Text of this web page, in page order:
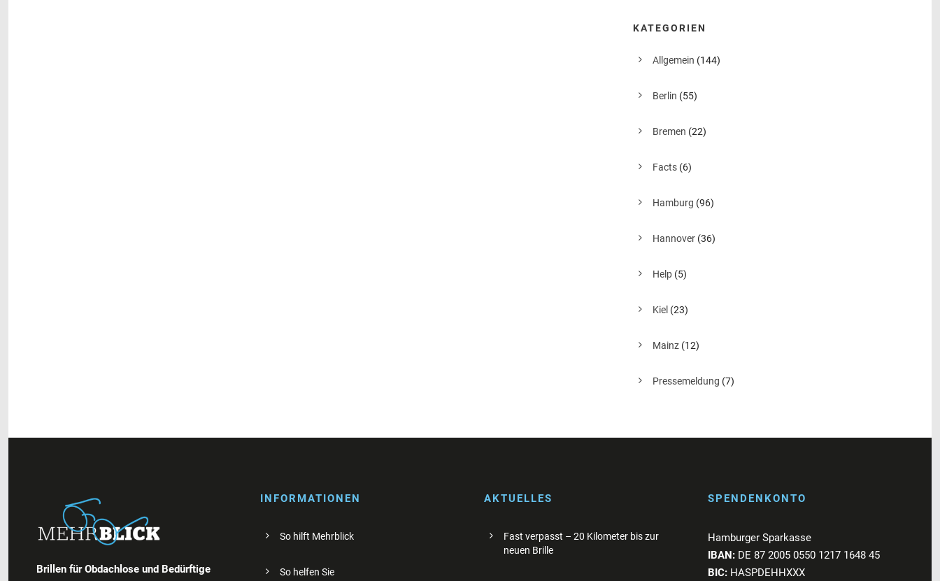
KATEGORIEN
Allgemein (144)
Berlin (55)
Bremen (22)
Facts (6)
Hamburg (96)
Hannover (36)
Help (5)
Kiel (23)
Mainz (12)
Pressemeldung (7)
Brillen für Obdachlose und Bedürftige
INFORMATIONEN
So hilft Mehrblick
So helfen Sie
AKTUELLES
Fast verpasst – 20 Kilometer bis zur
neuen Brille
SPENDENKONTO
Hamburger Sparkasse
IBAN: DE 87 2005 0550 1217 1648 45
BIC: HASPDEHHXXX